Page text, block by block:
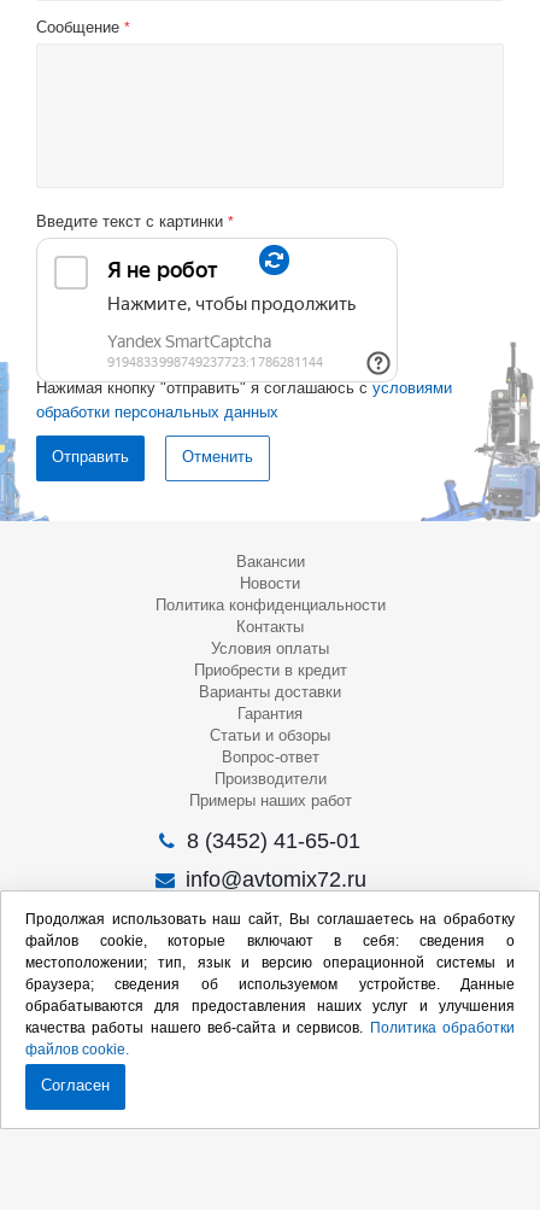
Сообщение *
Введите текст с картинки *
Нажимая кнопку "отправить" я соглашаюсь с условиями
обработки персональных данных
Отменить
Вакансии
Новости
Политика конфиденциальности
Контакты
Условия оплаты
Приобрести в кредит
Варианты доставки
Гарантия
Статьи и обзоры
Вопрос-ответ
Производители
Примеры наших работ
8 (3452) 41-65-01
info@avtomix72.ru
г. Тюмень, ул. 50 лет Октября, 120
Пн-Пт
: 09:00 – 19:00
Сб: 10:00 – 17:00
Вс: Выходной
Мы в социальных сетях:
Продолжая использовать наш сайт, Вы соглашаетесь на обработку
файлов cookie, которые включают в себя: сведения о
местоположении; тип, язык и версию операционной системы и
браузера; сведения об используемом устройстве. Данные
обрабатываются для предоставления наших услуг и улучшения
качества работы нашего веб-сайта и сервисов. Политика обработки
файлов cookie.
Согласен